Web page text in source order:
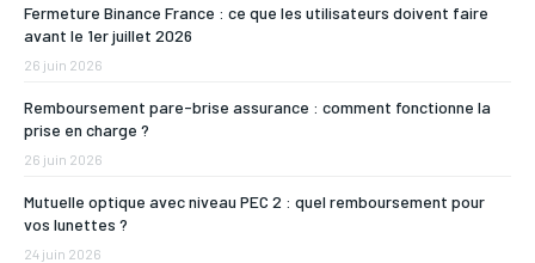
Fermeture Binance France : ce que les utilisateurs doivent faire
avant le 1er juillet 2026
26 juin 2026
Remboursement pare-brise assurance : comment fonctionne la
prise en charge ?
26 juin 2026
Mutuelle optique avec niveau PEC 2 : quel remboursement pour
vos lunettes ?
24 juin 2026